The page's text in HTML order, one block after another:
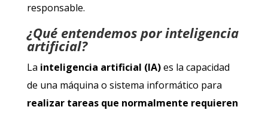
responsable.
¿Qué entendemos por inteligencia
artificial?
La inteligencia artificial (IA)es la capacidad
de una máquina o sistema informático para
realizar tareas que normalmente requieren